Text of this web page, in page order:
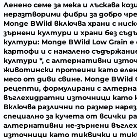
Ленено семе за мека и лъскава
неразтворими фибри за добро
Monge BWild включва храни с
зърнени култури и храни без
култури: Monge BWild Low Grain е
картофи и с намалено
култури *, с алтернативни
животински протеини като
месо от диви свине. Monge BWild
рецепти, формулирани с
въглехидратни източници като
Включва различни по размер
специално за кучета от всички
алтернативни не-зърнени
източници като тиквички и